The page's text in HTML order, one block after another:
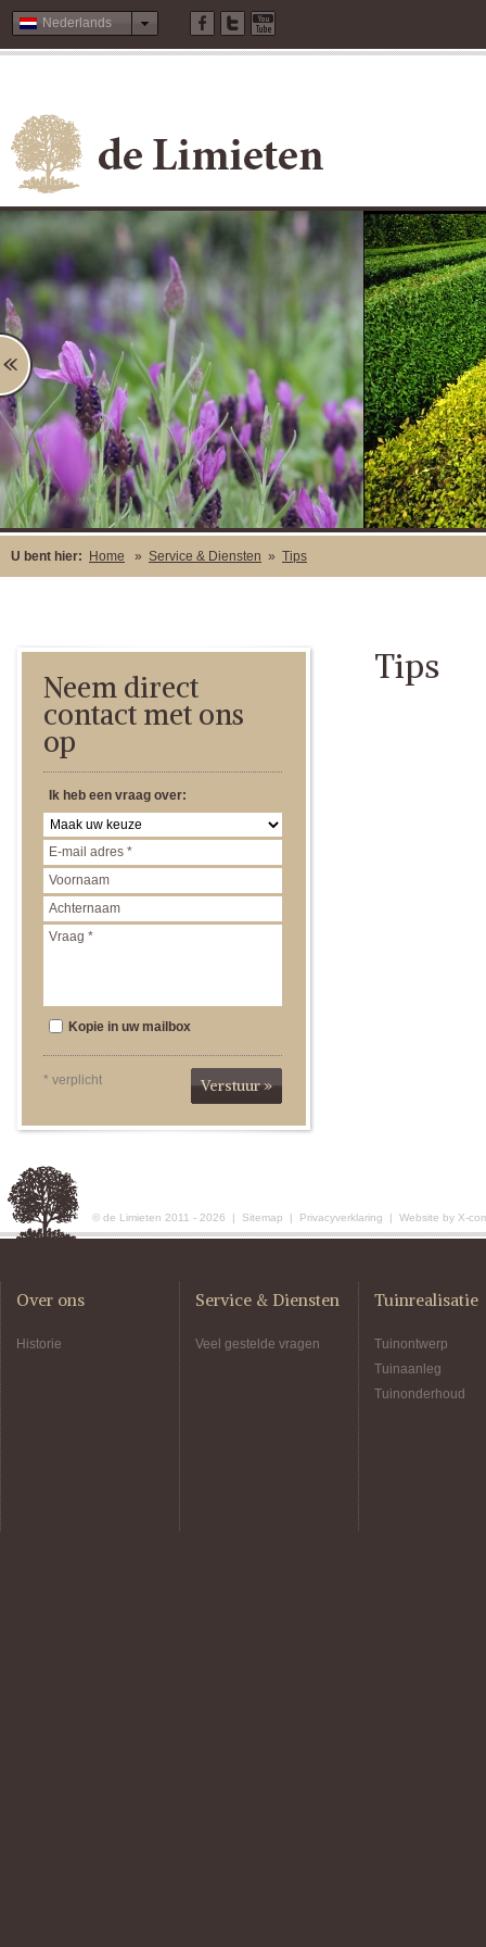
Nederlands
U bent hier: Home » Service & Diensten » Tips
Neem direct
contact met ons
op
Ik heb een vraag over:
Kopie in uw mailbox
* verplicht Verstuur »
Tips
© de Limieten 2011 - 2026 | Sitemap | Privacyverklaring | Website by X-
Over ons
Historie
Service & Diensten
Veel gestelde vragen
Tuinrealisatie
Tuinontwerp
Tuinaanleg
Tuinonderhoud